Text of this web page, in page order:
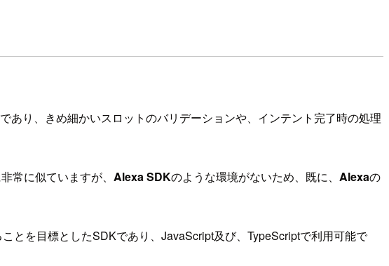
あり、きめ細かいスロットのバリデーションや、インテント完了時の処理
常に似ていますが、 Alexa SDKのような環境がないため、既に、 Alexaの
とを目標としたSDKであり、JavaScript及び、TypeScriptで利用可能で